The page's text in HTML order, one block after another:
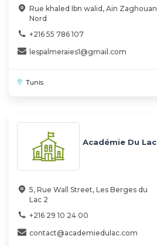
Rue khaled Ibn walid, Ain Zaghouan
Nord
+216 55 786 107
lespalmeraies1@gmail.com
Tunis
Académie Du Lac
5, Rue Wall Street, Les Berges du
Lac 2
+216 29 10 24 00
contact@academiedulac.com